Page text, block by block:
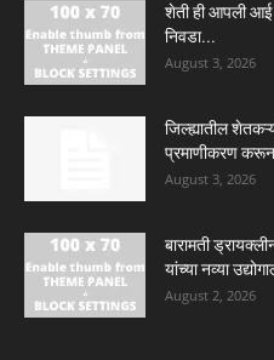
शेती ही आपली
निवडा...
August 3, 2026
जिल्ह्यातील
प्रमाणीकरण
August 3, 2026
बारामती
यांच्या नव्या
August 2, 2026